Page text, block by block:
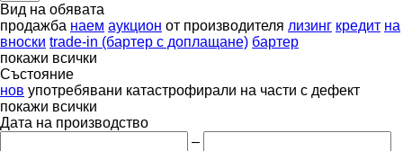
Вид на обявата
продажба наем аукцион от производителя лизинг кредит на
вноски trade-in (бартер с доплащане) бартер
покажи всички
Състояние
нов употребявани катастрофирали на части с дефект
покажи всички
Дата на производство
–